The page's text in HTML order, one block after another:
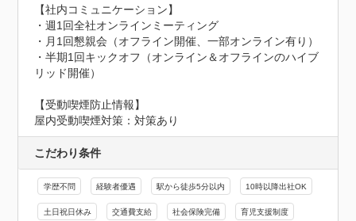
【社内コミュニケーション】
・週1回全社オンラインミーティング
・月1回懇親会（オフライン開催、一部オンライン有り）
・半期1回キックオフ（オンライン＆オフラインのハイブ
リッド開催）
【受動喫煙防止情報】
屋内受動喫煙対策：対策あり
こだわり条件
学歴不問 経験者優遇 駅から徒歩5分以内 10時以降出社OK
土日祝日休み 交通費支給 社会保険完備 育児支援制度